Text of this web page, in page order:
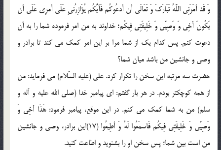
وَ قَد أمَرَنِی اللَّهُ تَبَارَکَ وَ تَعَالَی أن أدعُوکُم فَأیُّکُم یُؤَازِرُنیِ عَلَی أمرِی عَلَی أن
یَکُونَ أخِی وَ وَصِیَّی وَ خَلِیفَتِی فِیکُم؛ خداوند به من امر فرموده شما را به آن
دعوت کنم. پس کدام یک از شما مرا بر این امر کمک می کند تا برادر و
وصی و جانشین من باشد میان شما؟
حضرت سه مرتبه این سخن را تکرار کرد. علی (علیه السّلام) می فرماید: من
از همه کوچکتر بودم. در هر بار گفتم: ای پیامبر خدا (صلی الله علیه و آله و
سلم) من به شما کمک می کنم. در این موقع، پیامبر فرمود: هَذَا أخِی وَ
وَصِیَّی وَ خَلِیفَتِی فِیکُم فَاسمَعُوا لَهُ وَ أطِیعُوا (17)این برادر، وصی و جانشین
من است بین شما؛ پس سخن او را بشنوید و اطاعت کنید.